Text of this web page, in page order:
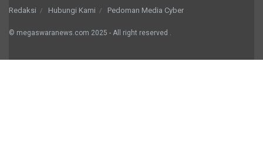
Redaksi Hubungi Kami Pedoman Media Cyber
© megaswaranews.com 2025 - All right reserved